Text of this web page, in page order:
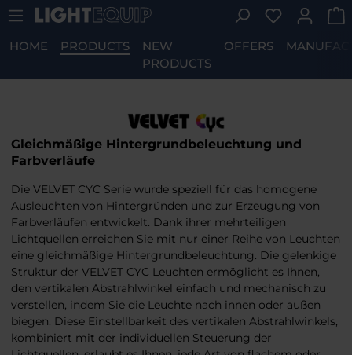
Skip to main content You have
HOME PRODUCTS
NEW
PRODUCTS
OFFERS
Gleichmäßige Hintergrundbeleuchtung und
Farbverläufe
Die VELVET CYC Serie wurde speziell für das homogene
Ausleuchten von Hintergründen und zur Erzeugung von
Farbverläufen entwickelt. Dank ihrer mehrteiligen
Lichtquellen erreichen Sie mit nur einer Reihe von Leuchten
eine gleichmäßige Hintergrundbeleuchtung. Die gelenkige
Struktur der VELVET CYC Leuchten ermöglicht es Ihnen,
den vertikalen Abstrahlwinkel einfach und mechanisch zu
verstellen, indem Sie die Leuchte nach innen oder außen
biegen. Diese Einstellbarkeit des vertikalen Abstrahlwinkels,
kombiniert mit der individuellen Steuerung der